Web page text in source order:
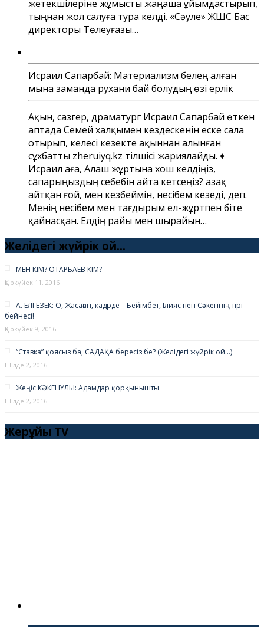
жетекшілеріне жұмысты жаңаша ұйымдастырып,
тыңнан жол салуға тура келді. «Сәуле» ЖШС Бас
директоры Төлеуғазы…
Исраил Сапарбай: Материализм белең алған
мына заманда рухани бай болудың өзі ерлік
Ақын, сазгер, драматург Исраил Сапарбай өткен
аптада Семей халқымен кездескенін еске сала
отырып, келесі кезекте ақыннан алынған
сұхбатты zheruiyq.kz тілшісі жариялайды. ♦
Исраил аға, Алаш жұртына хош келдіңіз,
сапарыңыздың себебін айта кетсеңіз? Қазақ
айтқан ғой, мен кезбеймін, несібем кезеді, деп.
Менің несібем мен тағдырым ел-жұртпен біте
қайнасқан. Елдің райы мен шырайын…
Желідегі жүйрік ой…
МЕН КІМ? ОТАРБАЕВ КІМ?
Қыркүйек 11, 2016
А. ЕЛГЕЗЕК: О, Жасаған, кадрде – Бейімбет, Ілияс пен Сәкеннің тірі
бейнесі!
Қыркүйек 9, 2016
“Ставка” қоясыз ба, САДАҚА бересіз бе? (Желідегі жүйрік ой…)
Шілде 2, 2016
Жеңіс КӘКЕНҰЛЫ: Адамдар қорқынышты
Шілде 2, 2016
Жерұйық TV